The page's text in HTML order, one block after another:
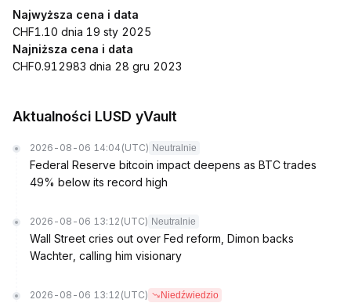
Najwyższa cena i data
CHF1.10 dnia 19 sty 2025
Najniższa cena i data
CHF0.912983 dnia 28 gru 2023
Aktualności LUSD yVault
2026-08-06 14:04 (UTC) Neutralnie
Federal Reserve bitcoin impact deepens as BTC trades
49% below its record high
2026-08-06 13:12 (UTC) Neutralnie
Wall Street cries out over Fed reform, Dimon backs
Wachter, calling him visionary
2026-08-06 13:12 (UTC) Niedźwiedzio